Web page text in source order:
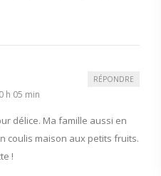
h 05 min
délice. Ma famille aussi en
coulis maison aux petits fruits.
!
RÉPONDRE